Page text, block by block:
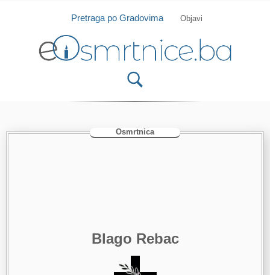
Isprobajte našu Android i IOS aplikaciju
Pretraga po Gradovima Objavi
Osmrtnica
Blago Rebac